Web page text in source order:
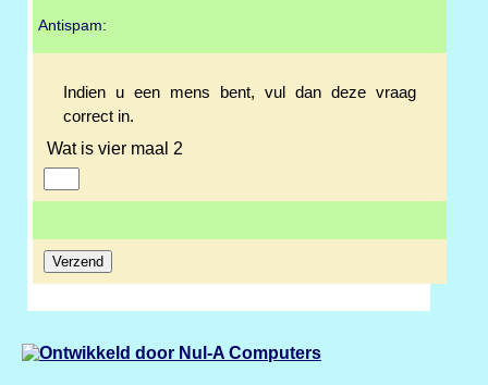
Antispam:
Indien u een mens bent, vul dan deze vraag
correct in.
Wat is vier maal 2